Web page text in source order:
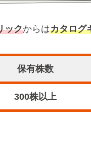
ックからはカタログ
保有株数
300株以上